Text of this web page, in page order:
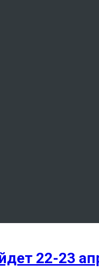
22-23